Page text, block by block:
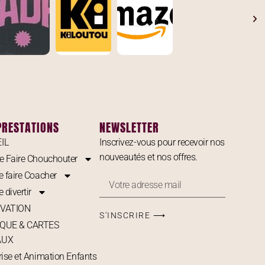
Faire Chouchouter
faire Coacher
divertir
& CARTES
et Animation Enfants
NEWSLETTER
Inscrivez-vous pour recevoir nos
nouveautés et nos offres.
S'INSCRIRE ⟶